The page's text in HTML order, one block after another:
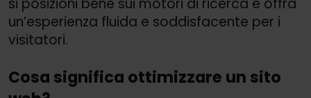
si posizioni bene sui motori di ricerca e offra
un’esperienza fluida e soddisfacente per i
visitatori.
Cosa significa ottimizzare un sito